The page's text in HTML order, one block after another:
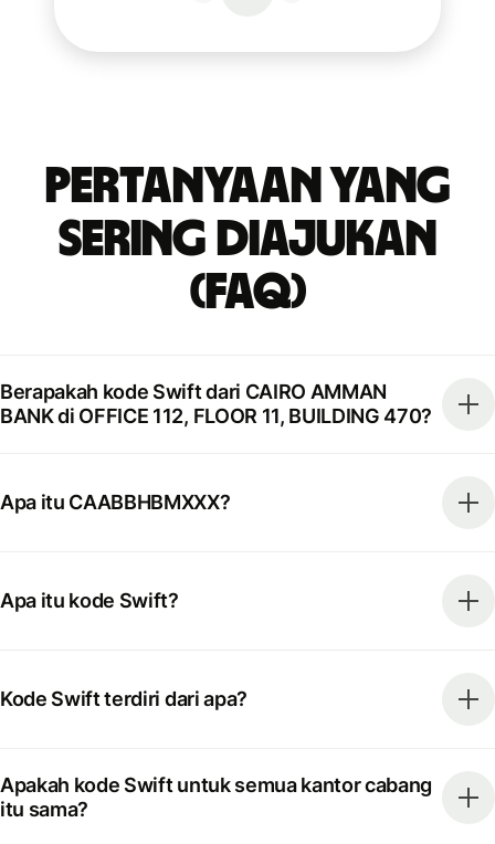
Pertanyaan yang
Sering Diajukan
(FAQ)
Berapakah kode Swift dari CAIRO AMMAN
BANK di OFFICE 112, FLOOR 11, BUILDING 470?
Apa itu CAABBHBMXXX?
Apa itu kode Swift?
Kode Swift terdiri dari apa?
Apakah kode Swift untuk semua kantor cabang
itu sama?